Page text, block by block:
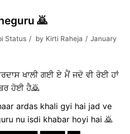
🙇
Status by Kirti Raheja
January
ਖਾਲੀ ਗਈ ਏ ਮੈਂ ਜਦੋ ਵੀ ਰੋਈ ਹਾਂ
ਹੋਈ ਹੈ🙇
ardas khali gyi hai jad ve
nu isdi khabar hoyi hai 🙇